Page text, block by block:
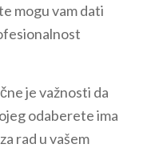
mogu vam dati
je važnosti da
odaberete ima
rad u vašem